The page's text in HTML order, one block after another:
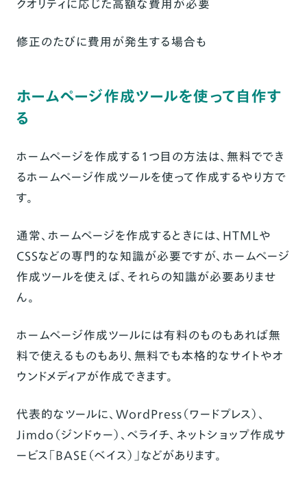
クオリティに応じた高額な費用が必要
修正のたびに費用が発生する場合も
ホームページ作成ツールを使って自作す
る
ホームページを作成する1つ目の方法は、無料ででき
るホームページ作成ツールを使って作成するやり方で
す。
通常、ホームページを作成するときには、HTMLや
CSSなどの専門的な知識が必要ですが、ホームページ
作成ツールを使えば、それらの知識が必要ありませ
ん。
ホームページ作成ツールには有料のものもあれば無
料で使えるものもあり、無料でも本格的なサイトやオ
ウンドメディアが作成できます。
代表的なツールに、 WordPress（ワードプレス）、
Jimdo（ジンドゥー）、ペライチ、ネットショップ作成サ
ービス「BASE （ベイス）」などがあります。